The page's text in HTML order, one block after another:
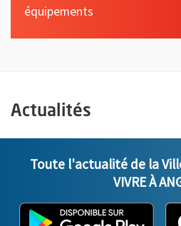
équipements
Actualités
Toute l'actualité de la
VIVRE À
,